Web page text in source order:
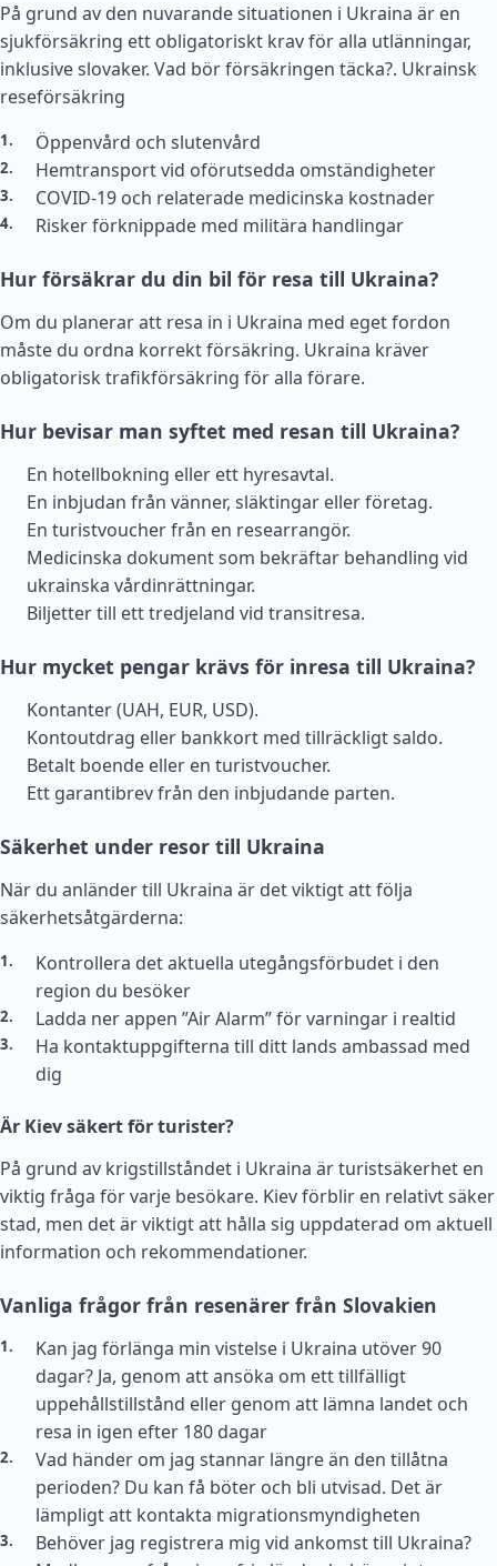
På grund av den nuvarande situationen i Ukraina är en
sjukförsäkring ett obligatoriskt krav för alla utlänningar,
inklusive slovaker. Vad bör försäkringen täcka?. Ukrainsk
reseförsäkring
Öppenvård och slutenvård
Hemtransport vid oförutsedda omständigheter
COVID-19 och relaterade medicinska kostnader
Risker förknippade med militära handlingar
Hur försäkrar du din bil för resa till Ukraina?
Om du planerar att resa in i Ukraina med eget fordon
måste du ordna korrekt försäkring. Ukraina kräver
obligatorisk trafikförsäkring för alla förare.
Hur bevisar man syftet med resan till Ukraina?
En hotellbokning eller ett hyresavtal.
En inbjudan från vänner, släktingar eller företag.
En turistvoucher från en researrangör.
Medicinska dokument som bekräftar behandling vid
ukrainska vårdinrättningar.
Biljetter till ett tredjeland vid transitresa.
Hur mycket pengar krävs för inresa till Ukraina?
Kontanter (UAH, EUR, USD).
Kontoutdrag eller bankkort med tillräckligt saldo.
Betalt boende eller en turistvoucher.
Ett garantibrev från den inbjudande parten.
Säkerhet under resor till Ukraina
När du anländer till Ukraina är det viktigt att följa
säkerhetsåtgärderna:
Kontrollera det aktuella utegångsförbudet i den
region du besöker
Ladda ner appen ”Air Alarm” för varningar i realtid
Ha kontaktuppgifterna till ditt lands ambassad med
dig
Är Kiev säkert för turister?
På grund av krigstillståndet i Ukraina är turistsäkerhet en
viktig fråga för varje besökare. Kiev förblir en relativt säker
stad, men det är viktigt att hålla sig uppdaterad om aktuell
information och rekommendationer.
Vanliga frågor från resenärer från Slovakien
Kan jag förlänga min vistelse i Ukraina utöver 90
dagar? Ja, genom att ansöka om ett tillfälligt
uppehållstillstånd eller genom att lämna landet och
resa in igen efter 180 dagar
Vad händer om jag stannar längre än den tillåtna
perioden? Du kan få böter och bli utvisad. Det är
lämpligt att kontakta migrationsmyndigheten
Behöver jag registrera mig vid ankomst till Ukraina?